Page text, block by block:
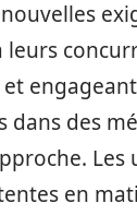
dans des
Les
en